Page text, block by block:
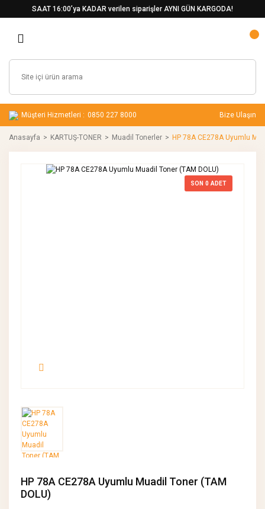
SAAT 16:00’ya KADAR verilen siparişler AYNI GÜN KARGODA!
Müşteri Hizmetleri : 0850 227 8000 Bize Ulaşın
Anasayfa KARTUŞ-TONER Muadil Tonerler HP 78A CE278A Uyumlu
SON 0 ADET
HP 78A CE278A Uyumlu Muadil Toner (TAM
DOLU)